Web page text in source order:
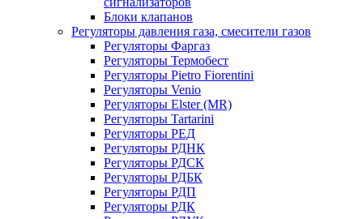
Блоки клапанов
Регуляторы давления газа, смесители газов
Регуляторы Фаргаз
Регуляторы Термобест
Регуляторы Pietro Fiorentini
Регуляторы Venio
Регуляторы Elster (MR)
Регуляторы Tartarini
Регуляторы РЕД
Регуляторы РДНК
Регуляторы РДСК
Регуляторы РДБК
Регуляторы РДП
Регуляторы РДК